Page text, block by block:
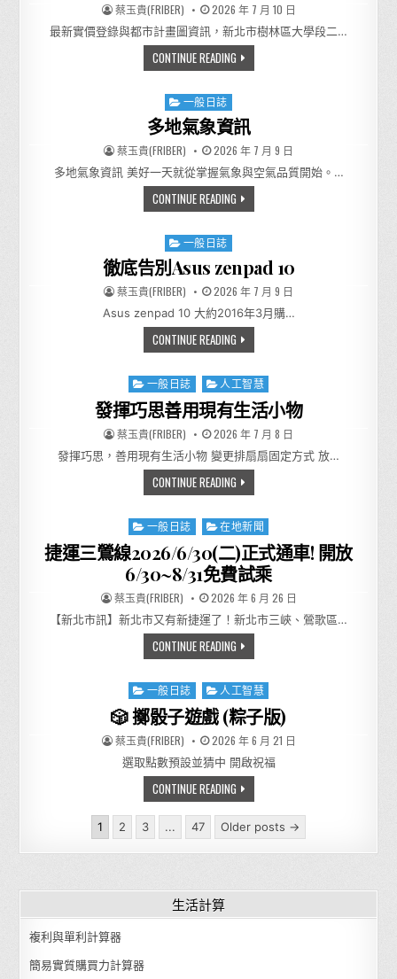
AUTHOR:
蔡玉貴(FRIBER) PUBLISHED DATE:
2026 年 7 月 10 日
最新實價登錄與都市計畫圖資訊，新北市樹林區大學段二…
CONTINUE READING大學段二小段70地號未來新建
Posted in
一般日誌
多地氣象資訊
AUTHOR:
蔡玉貴(FRIBER) PUBLISHED DATE:
2026 年 7 月 9 日
多地氣象資訊 美好一天就從掌握氣象與空氣品質開始。…
CONTINUE READING多地氣象資訊
Posted in
一般日誌
徹底告別Asus zenpad 10
AUTHOR:
蔡玉貴(FRIBER) PUBLISHED DATE:
2026 年 7 月 9 日
Asus zenpad 10 大約2016年3月購…
CONTINUE READING徹底告別ASUS ZENPAD 10
Posted in
一般日誌 人工智慧
發揮巧思善用現有生活小物
AUTHOR:
蔡玉貴(FRIBER) PUBLISHED DATE:
2026 年 7 月 8 日
發揮巧思，善用現有生活小物 變更排扇扇固定方式 放…
CONTINUE READING發揮巧思善用現有生活小物
Posted in
一般日誌 在地新聞
捷運三鶯線2026/6/30(二)正式通車! 開放
6/30~8/31免費試乘
AUTHOR:
蔡玉貴(FRIBER) PUBLISHED DATE:
2026 年 6 月 26 日
【新北市訊】新北市又有新捷運了！新北市三峽、鶯歌區…
CONTINUE READING捷運三鶯線2026/6/30(二)正式
Posted in
一般日誌 人工智慧
🎲 擲骰子遊戲 (粽子版)
AUTHOR:
蔡玉貴(FRIBER) PUBLISHED DATE:
2026 年 6 月 21 日
選取點數預設並猜中 開啟祝福
CONTINUE READING🎲 擲骰子遊戲 (粽子版)
Posts pagination
1 2 3 ... 47 Older posts →
生活計算
複利與單利計算器
簡易實質購買力計算器